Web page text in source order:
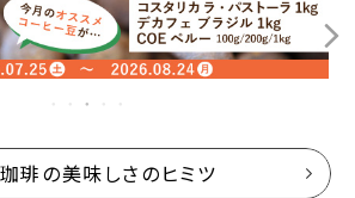
琲の美味しさのヒミツ